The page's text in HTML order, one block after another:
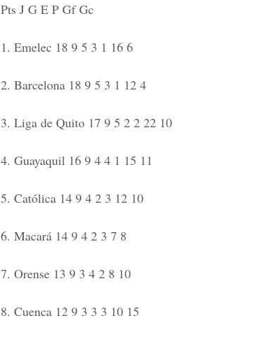
Pts J G E P Gf Gc
1. Emelec 18 9 5 3 1 16 6
2. Barcelona 18 9 5 3 1 12 4
3. Liga de Quito 17 9 5 2 2 22 10
4. Guayaquil 16 9 4 4 1 15 11
5. Católica 14 9 4 2 3 12 10
6. Macará 14 9 4 2 3 7 8
7. Orense 13 9 3 4 2 8 10
8. Cuenca 12 9 3 3 3 10 15